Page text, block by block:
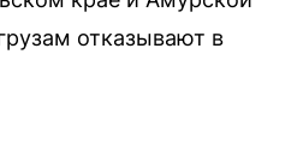
отказывают в